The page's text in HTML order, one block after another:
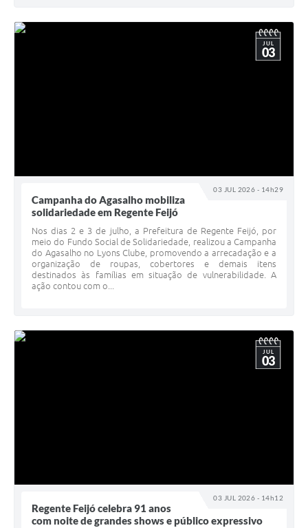
03 JUL 2026 - 14h29
JUL
03
Campanha do Agasalho mobiliza
solidariedade em Regente Feijó
Nos dias 2 e 3 de julho, a Prefeitura de Regente Feijó, por
meio do Fundo Social de Solidariedade, realizou a Campanha
do Agasalho no Lyons Clube, promovendo a arrecadação e a
organização de roupas, cobertores e demais itens
destinados às famílias em situação de vulnerabilidade. A
ação contou com o...
03 JUL 2026 - 14h12
JUL
03
Regente Feijó celebra 91 anos
com noite de grandes shows e público expressivo